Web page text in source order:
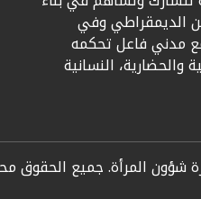
الديمقراطي وفي
مدني فاعل تحكمه
والحضارية، النسانية